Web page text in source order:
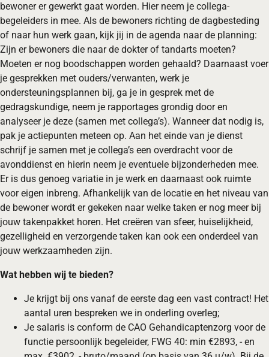
bewoner er gewerkt gaat worden. Hier neem je collega-
begeleiders in mee. Als de bewoners richting de dagbesteding
of naar hun werk gaan, kijk jij in de agenda naar de planning:
Zijn er bewoners die naar de dokter of tandarts moeten?
Moeten er nog boodschappen worden gehaald? Daarnaast voer
je gesprekken met ouders/verwanten, werk je
ondersteuningsplannen bij, ga je in gesprek met de
gedragskundige, neem je rapportages grondig door en
analyseer je deze (samen met collega’s). Wanneer dat nodig is,
pak je actiepunten meteen op. Aan het einde van je dienst
schrijf je samen met je collega’s een overdracht voor de
avonddienst en hierin neem je eventuele bijzonderheden mee.
Er is dus genoeg variatie in je werk en daarnaast ook ruimte
voor eigen inbreng. Afhankelijk van de locatie en het niveau van
de bewoner wordt er gekeken naar welke taken er nog meer bij
jouw takenpakket horen. Het creëren van sfeer, huiselijkheid,
gezelligheid en verzorgende taken kan ook een onderdeel van
jouw werkzaamheden zijn.
Wat hebben wij te bieden?
Je krijgt bij ons vanaf de eerste dag een vast contract! Het
aantal uren bespreken we in onderling overleg;
Je salaris is conform de CAO Gehandicaptenzorg voor de
functie persoonlijk begeleider, FWG 40: min €2893, - en